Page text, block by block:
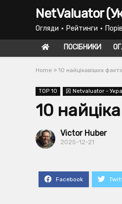
NetValuator
Огляди ⋆ Рейтинги ⋆
ПОСІБНИКИ
Home » 10 найцікавіших
TOP 10 龱 Netvaluator -
10
Victor Huber
2025-12-21